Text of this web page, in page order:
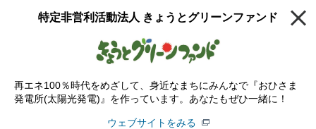
企業・IR
社会 地域・団体への支援 つながる募金
寄付先団体一覧
特定非営利活動法人 きょうとグリーンファンド
再エネ100％時代をめざして、身近なまちにみんなで『おひさま
発電所(太陽光発電)』を作っています。あなたもぜひ一緒に！
ウェブサイトをみる